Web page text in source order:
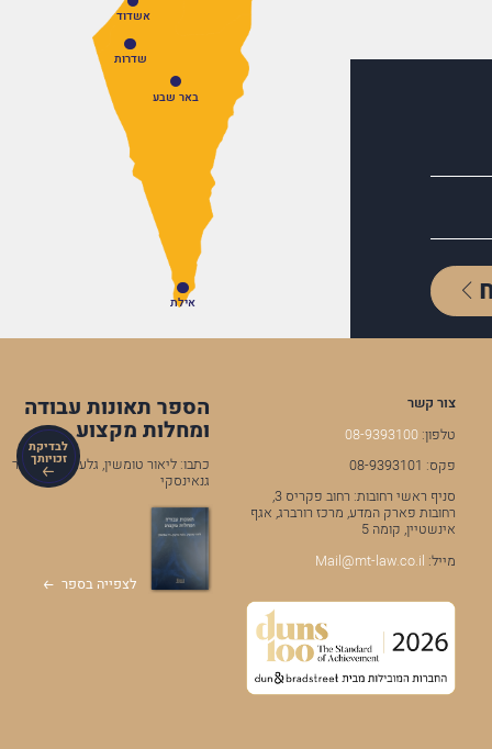
לבדיקת
זכויותך
אילת
באר שבע
אשדוד
שדרות
צור קשר
טלפון: 08-9393100
פקס: 08-9393101
סניף ראשי רחובות: רחוב פקריס 3,
רחובות פארק המדע, מרכז רורברג, אגף
אינשטיין, קומה 5
מייל: Mail@mt-law.co.il
הספר תאונות עבודה
ומחלות מקצוע
כתבו: ליאור טומשין, גלעד מרקמן, ניר
גנאינסקי
לצפייה בספר